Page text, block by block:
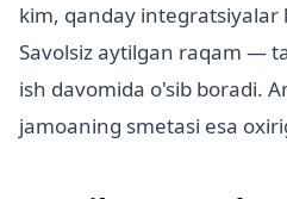
kim, qanday
Savolsiz aytilgan raqam —
ish davomida o'sib boradi.
jamoaning smetasi esa